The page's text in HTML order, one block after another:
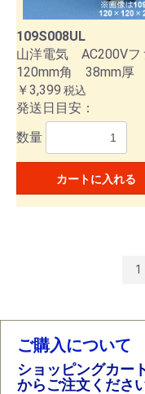
109S008UL
山洋電気 AC200Vフ
120mm角 38mm厚
￥3,399 税込
発送日目安：
数量
カートに入れる
1
ご購入について
ショッピングカー
からご注文ください